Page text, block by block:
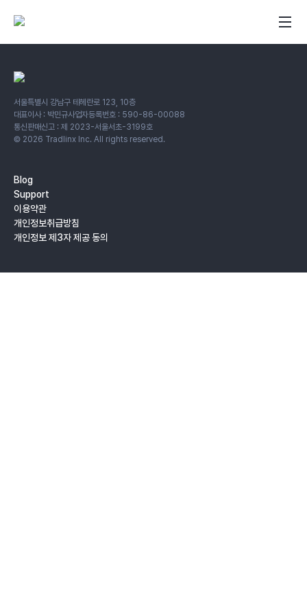
서울특별시 강남구 테헤란로 123, 10층
대표이사 : 박민규사업자등록번호 : 590-86-00088
통신판매신고 : 제 2023-서울서초-3199호
© 2026 Tradlinx Inc. All rights reserved.
Blog
Support
이용약관
개인정보취급방침
개인정보 제3자 제공 동의